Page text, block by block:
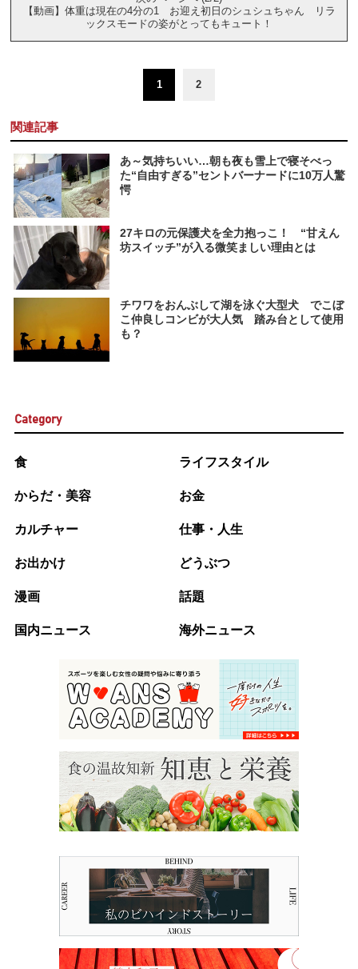
【動画】体重は現在の4分の1 お迎え初日のシュシュちゃん リラ
ックスモードの姿がとってもキュート！
1 2
関連記事
あ～気持ちいい…朝も夜も雪上で寝そべっ
た“自由すぎる”セントバーナードに10万人驚
愕
27キロの元保護犬を全力抱っこ！ “甘えん
坊スイッチ”が入る微笑ましい理由とは
チワワをおんぶして湖を泳ぐ大型犬 でこぼ
こ仲良しコンビが大人気 踏み台として使用
も？
Category
食 ライフスタイル
からだ・美容 お金
カルチャー 仕事・人生
お出かけ どうぶつ
漫画 話題
国内ニュース 海外ニュース